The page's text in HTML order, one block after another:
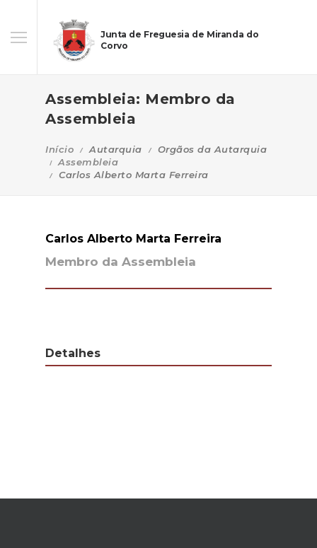
Junta de Freguesia de Miranda do
Corvo
Assembleia: Membro da
Assembleia
Início Autarquia
Orgãos da Autarquia
Assembleia
Carlos Alberto Marta Ferreira
Carlos Alberto Marta Ferreira
Membro da Assembleia
Detalhes